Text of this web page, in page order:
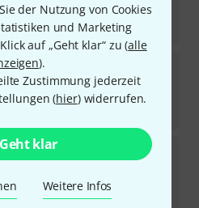
der Nutzung von Cookies
und Marketing
auf „Geht klar“ zu (alle
).
Zustimmung jederzeit
(hier) widerrufen.
Geht klar
Weitere Infos
3
Cajon Book German